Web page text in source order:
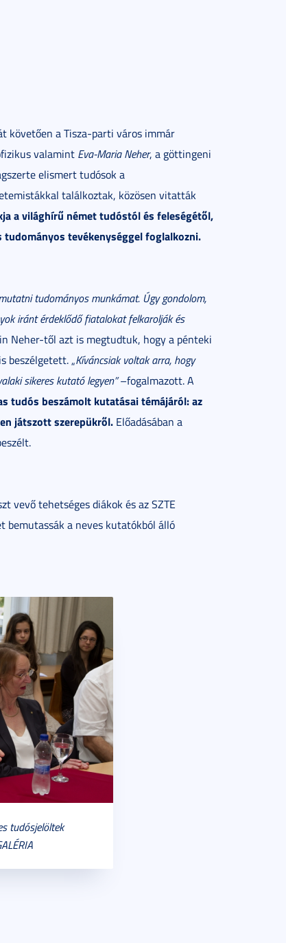
követően a Tisza-parti város immár
valamint Eva-Maria Neher, a göttingeni
elismert tudósok a
találkoztak, közösen vitatták
a világhírű német tudóstól és feleségétől,
tevékenységgel foglalkozni.
tudományos munkámat. Úgy gondolom,
iránt érdeklődő fiatalokat felkarolják és
Neher-től azt is megtudtuk, hogy a pénteki
beszélgetett. „Kíváncsiak voltak arra, hogy
sikeres kutató legyen”–fogalmazott. A
tudós beszámolt kutatásai témájáról: az
játszott szerepükről. Előadásában a
vevő tehetséges diákok és az SZTE
bemutassák a neves kutatókból álló
tudósjelöltek